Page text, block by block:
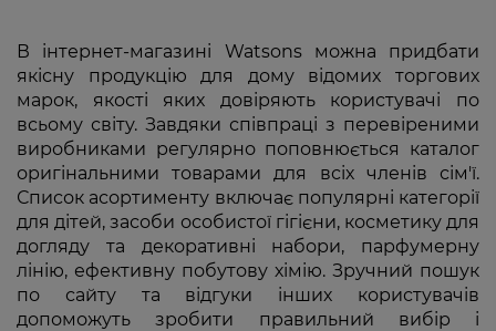
В інтернет-магазині Watsons можна придбати
якісну продукцію для дому відомих торгових
марок, якості яких довіряють користувачі по
всьому світу. Завдяки співпраці з перевіреними
виробниками регулярно поповнюється каталог
оригінальними товарами для всіх членів сім'ї.
Список асортименту включає популярні категорії
для дітей, засоби особистої гігієни, косметику для
догляду та декоративні набори, парфумерну
лінію, ефективну побутову хімію. Зручний пошук
по сайту та відгуки інших користувачів
допоможуть зробити правильний вибір і